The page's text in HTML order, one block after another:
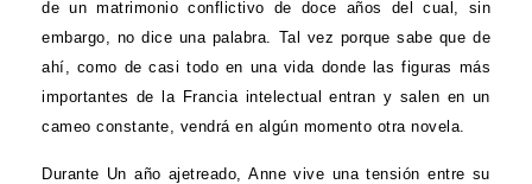
de un matrimonio conflictivo de doce años del cual, sin
embargo, no dice una palabra. Tal vez porque sabe que de
ahí, como de casi todo en una vida donde las figuras más
importantes de la Francia intelectual entran y salen en un
cameo constante, vendrá en algún momento otra novela.
Durante Un año ajetreado, Anne vive una tensión entre su